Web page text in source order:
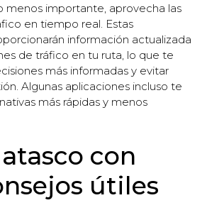
menos importante, aprovecha las
en tiempo real. Estas
información actualizada
de tráfico en tu ruta, lo que te
más informadas y evitar
Algunas aplicaciones incluso te
más rápidas y menos
con
útiles